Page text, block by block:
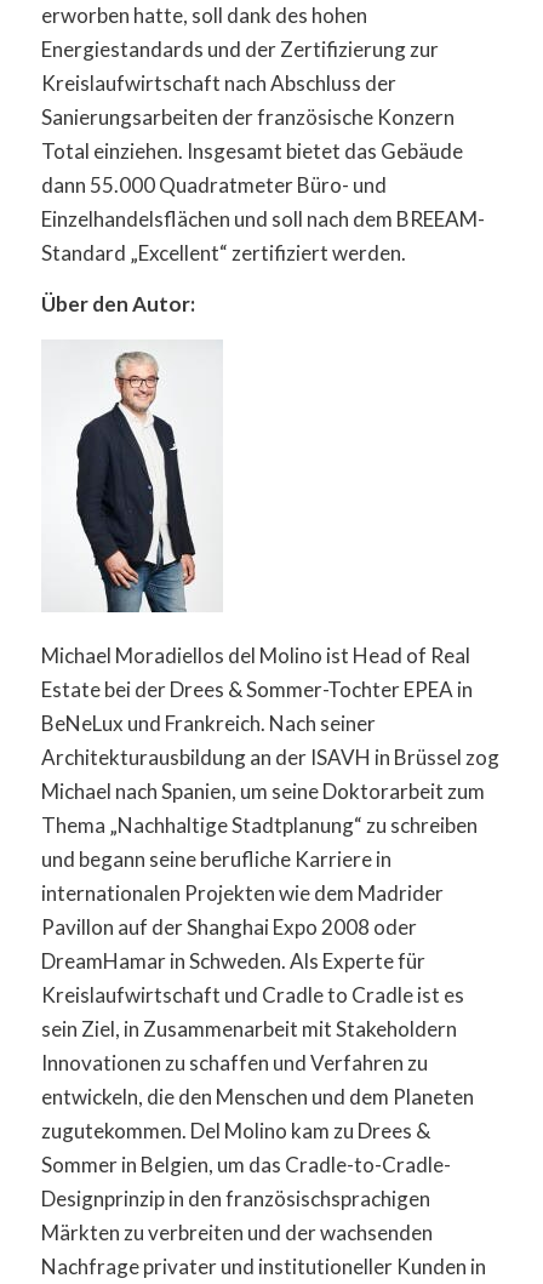
erworben hatte, soll dank des hohen
Energiestandards und der Zertifizierung zur
Kreislaufwirtschaft nach Abschluss der
Sanierungsarbeiten der französische Konzern
Total einziehen. Insgesamt bietet das Gebäude
dann 55.000 Quadratmeter Büro- und
Einzelhandelsflächen und soll nach dem BREEAM-
Standard „Excellent“ zertifiziert werden.
Über den Autor:
Michael Moradiellos del Molino ist Head of Real
Estate bei der Drees & Sommer-Tochter EPEA in
BeNeLux und Frankreich. Nach seiner
Architekturausbildung an der ISAVH in Brüssel zog
Michael nach Spanien, um seine Doktorarbeit zum
Thema „Nachhaltige Stadtplanung“ zu schreiben
und begann seine berufliche Karriere in
internationalen Projekten wie dem Madrider
Pavillon auf der Shanghai Expo 2008 oder
DreamHamar in Schweden. Als Experte für
Kreislaufwirtschaft und Cradle to Cradle ist es
sein Ziel, in Zusammenarbeit mit Stakeholdern
Innovationen zu schaffen und Verfahren zu
entwickeln, die den Menschen und dem Planeten
zugutekommen. Del Molino kam zu Drees &
Sommer in Belgien, um das Cradle-to-Cradle-
Designprinzip in den französischsprachigen
Märkten zu verbreiten und der wachsenden
Nachfrage privater und institutioneller Kunden in